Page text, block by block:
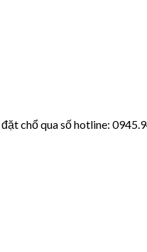
chổ qua số hotline: